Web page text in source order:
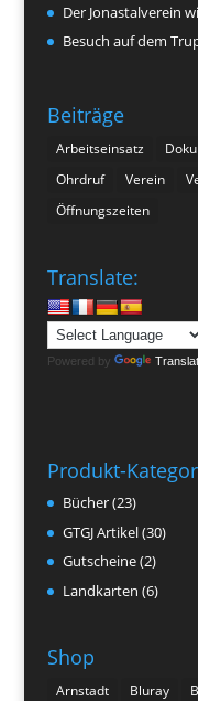
Der Jonastalverein
Besuch auf dem
Beiträge
Arbeitseinsatz
Ohrdruf
Verein
Öffnungszeiten
Translate:
Powered by
Produkt-
Bücher(23)
GTGJ Artikel(30)
Gutscheine(2)
Landkarten (6)
Shop
Arnstadt Bluray